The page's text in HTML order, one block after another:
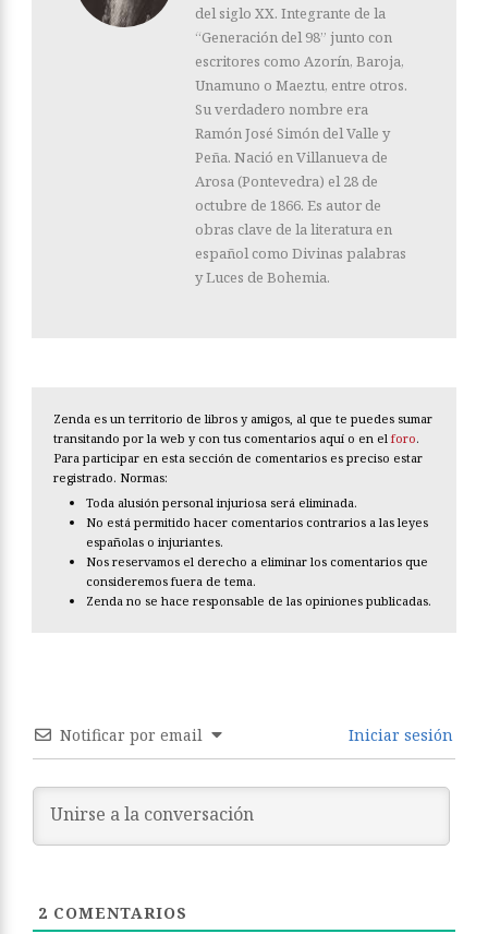
del siglo XX. Integrante de la
“Generación del 98” junto con
escritores como Azorín, Baroja,
Unamuno o Maeztu, entre otros.
Su verdadero nombre era
Ramón José Simón del Valle y
Peña. Nació en Villanueva de
Arosa (Pontevedra) el 28 de
octubre de 1866. Es autor de
obras clave de la literatura en
español como Divinas palabras
y Luces de Bohemia.
Zenda es un territorio de libros y amigos, al que te puedes sumar
transitando por la web y con tus comentarios aquí o en el foro.
Para participar en esta sección de comentarios es preciso estar
registrado. Normas:
Toda alusión personal injuriosa será eliminada.
No está permitido hacer comentarios contrarios a las leyes
españolas o injuriantes.
Nos reservamos el derecho a eliminar los comentarios que
consideremos fuera de tema.
Zenda no se hace responsable de las opiniones publicadas.
Notificar por email Iniciar sesión
2 COMENTARIOS